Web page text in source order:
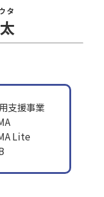
タ
支援事業
Lite